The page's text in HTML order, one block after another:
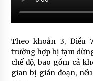
Theo khoản 3, Điều
trường hợp bị tạm
chế độ, bao gồm cả
gian bị gián đoạn,